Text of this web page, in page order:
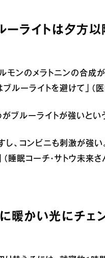
ーライトは夕方
モンのメラトニンの合成
ルーライトを避けて」（医
ブルーライトが強いとい
、コンビニも刺激が強い
睡眠コーチ・サトウ未来さ
に暖かい光にチェ